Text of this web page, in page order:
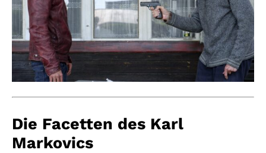
Die Facetten des Karl
Markovics